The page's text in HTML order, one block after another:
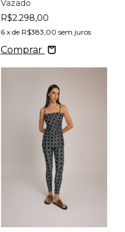
Vazado
R$2.298,00
6 x de R$383,00 sem juros
Comprar